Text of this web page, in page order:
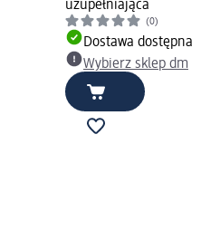
uzupełniająca
(0)
Dostawa dostępna
Wybierz sklep dm